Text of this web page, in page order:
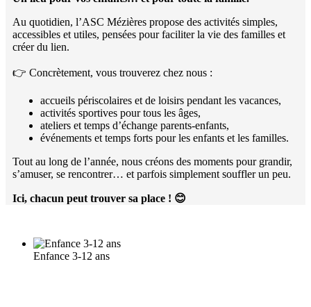
Au quotidien, l’ASC Mézières propose des activités simples,
accessibles et utiles, pensées pour faciliter la vie des familles et
créer du lien.
👉 Concrètement, vous trouverez chez nous :
accueils périscolaires et de loisirs pendant les vacances,
activités sportives pour tous les âges,
ateliers et temps d’échange parents-enfants,
événements et temps forts pour les enfants et les familles.
Tout au long de l’année, nous créons des moments pour grandir,
s’amuser, se rencontrer… et parfois simplement souffler un peu.
Ici, chacun peut trouver sa place ! 😊
Enfance 3-12 ans